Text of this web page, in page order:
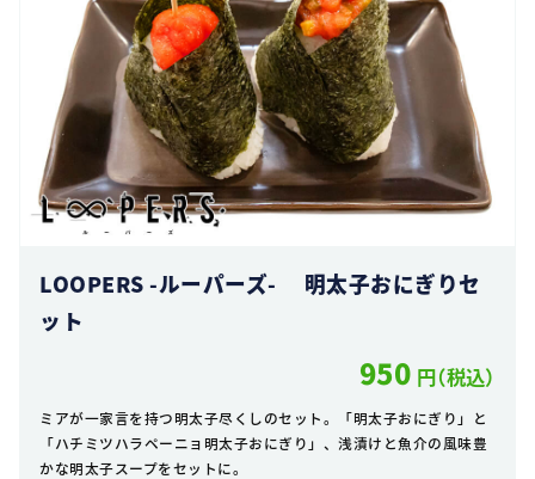
LOOPERS -ルーパーズ- 明太子おにぎりセ
ット
950 円（税込）
ミアが一家言を持つ明太子尽くしのセット。「明太子おにぎり」と
「ハチミツハラペーニョ明太子おにぎり」、浅漬けと魚介の風味豊
かな明太子スープをセットに。